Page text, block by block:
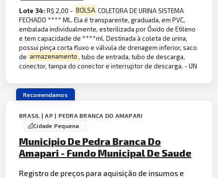
Lote 34:R$ 2,00 - BOLSA COLETORA DE URINA SISTEMA
FECHADO **** ML. Ela é transparente, graduada, em PVC,
embalada individualmente, esterilizada por Óxido de Etileno
e tem capacidade de ****ml. Destinada à coleta de urina,
possui pinça corta fluxo e válvula de drenagem inferior, saco
de armazenamento, tubo de entrada, tubo de descarga,
conector, tampa do conector e interruptor de descarga. - UN
Recomendamos
BRASIL | AP | PEDRA BRANCA DO AMAPARI
Cidade Pequena
Municipio De Pedra Branca Do
Amapari - Fundo Municipal De Saude
Registro de preços para aquisição de insumos e